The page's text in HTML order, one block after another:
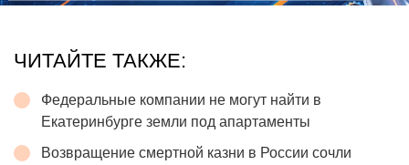
ЧИТАЙТЕ ТАКЖЕ:
Федеральные компании не могут найти в
Екатеринбурге земли под апартаменты
Возвращение смертной казни в России сочли